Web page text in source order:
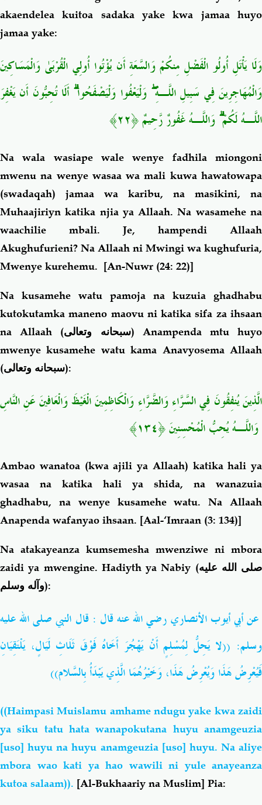
akaendelea kuitoa sadaka yake kwa jamaa huyo
jamaa yake:
وَلَا يَأْتَلِ أُولُو الْفَضْلِ مِنكُمْ وَالسَّعَةِ أَن يُؤْتُوا أُولِي الْقُرْبَىٰ وَالْمَسَاكِينَ
وَالْمُهَاجِرِينَ فِي سَبِيلِ اللَّـهِ ۖ وَلْيَعْفُوا وَلْيَصْفَحُوا ۗ أَلَا تُحِبُّونَ أَن يَغْفِرَ
اللَّـهُ لَكُمْ ۗ وَاللَّـهُ غَفُورٌ رَّحِيمٌ ﴿٢٢﴾
Na wala wasiape wale wenye fadhila miongoni
mwenu na wenye wasaa wa mali kuwa hawatowapa
(swadaqah) jamaa wa karibu, na masikini, na
Muhaajiriyn katika njia ya Allaah. Na wasamehe na
waachilie mbali. Je, hampendi Allaah
Akughufurieni? Na Allaah ni Mwingi wa kughufuria,
Mwenye kurehemu. [An-Nuwr (24: 22)]
Na kusamehe watu pamoja na kuzuia ghadhabu
kutokutamka maneno maovu ni katika sifa za ihsaan
na Allaah (سبحانه وتعالى) Anampenda mtu huyo
mwenye kusamehe watu kama Anavyosema Allaah
(سبحانه وتعالى):
الَّذِينَ يُنفِقُونَ فِي السَّرَّاءِ وَالضَّرَّاءِ وَالْكَاظِمِينَ الْغَيْظَ وَالْعَافِينَ عَنِ النَّاسِ
ۗ وَاللَّـهُ يُحِبُّ الْمُحْسِنِينَ ﴿١٣٤﴾
Ambao wanatoa (kwa ajili ya Allaah) katika hali ya
wasaa na katika hali ya shida, na wanazuia
ghadhabu, na wenye kusamehe watu. Na Allaah
Anapenda wafanyao ihsaan. [Aal-‘Imraan (3: 134)]
Na atakayeanza kumsemesha mwenziwe ni mbora
zaidi ya mwengine. Hadiyth ya Nabiy (صلى الله عليه
وآله وسلم):
عن أبي أيوب الأنصاري رضي الله عنه قال : قال النبي صلى الله عليه
وسلم: ((لا يَحِلُّ لِمُسْلِمٍ أَنْ يَهْجُرَ أَخَاهُ فَوْقَ ثَلَاثِ لَيَالٍ، يَلْتَقِيَانِ
فَيُعْرِضُ هَذَا وَيُعْرِضُ هَذَا، وَخَيْرُهُمَا الَّذِي يَبْدَأُ بِالسَّلام))
((Haimpasi Muislamu amhame ndugu yake kwa zaidi
ya siku tatu hata wanapokutana huyu anamgeuzia
[uso] huyu na huyu anamgeuzia [uso] huyu. Na aliye
mbora wao kati ya hao wawili ni yule anayeanza
kutoa salaam)). [Al-Bukhaariy na Muslim] Pia: